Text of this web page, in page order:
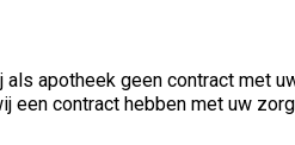
apotheek geen contract met
contract hebben met uw